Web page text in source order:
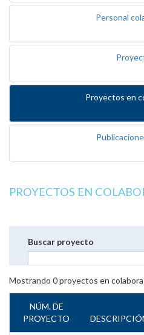
Personal
Proyectos en
PROYECTOS EN
Buscar proyecto
Mostrando 0proyectos en
NÚM. DE
PROYECTO